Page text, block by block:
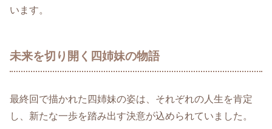
います。
未来を切り開く四姉妹の物語
最終回で描かれた四姉妹の姿は、それぞれの人生を肯定
し、新たな一歩を踏み出す決意が込められていました。